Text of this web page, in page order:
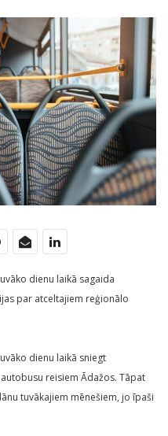
dienu laikā sagaida
par atceltajiem reģionālo
dienu laikā sniegt
reisiem Ādažos. Tāpat
tuvākajiem mēnešiem, jo īpaši